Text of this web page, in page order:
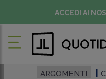
ACCEDI AI
ARGOMENTI